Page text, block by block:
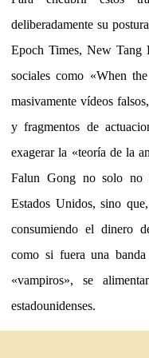
deliberadamente su
Epoch Times, New Tang
sociales como «When
masivamente vídeos
y fragmentos de
exagerar la «teoría de la
Falun Gong no solo no
Estados Unidos, sino
consumiendo el dinero
como si fuera una
«vampiros», se
estadounidenses.